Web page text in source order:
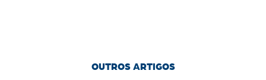
OUTROS ARTIGOS